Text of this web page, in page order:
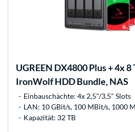
UGREEN DX4800 Plus + 4x 8
IronWolf HDD Bundle, NAS
Einbauschächte: 4x 2,5"/3,5" Slots
LAN: 10 GBit/s, 100 MBit/s, 1000
Kapazität: 32 TB